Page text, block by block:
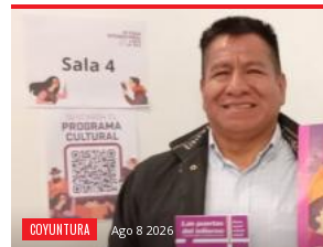
COYUNTURA Ago 8 2026